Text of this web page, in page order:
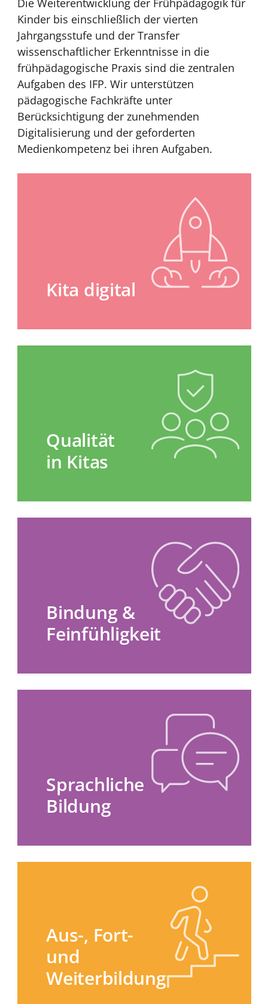
Die Weiterentwicklung der Frühpädagogik für
Kinder bis einschließlich der vierten
Jahrgangsstufe und der Transfer
wissenschaftlicher Erkenntnisse in die
frühpädagogische Praxis sind die zentralen
Aufgaben des IFP. Wir unterstützen
pädagogische Fachkräfte unter
Berücksichtigung der zunehmenden
Digitalisierung und der geforderten
Medienkompetenz bei ihren Aufgaben.
Kita digital
Qualität
in Kitas
Bindung &
Feinfühligkeit
Sprachliche
Bildung
Aus-, Fort-
und
Weiterbildung